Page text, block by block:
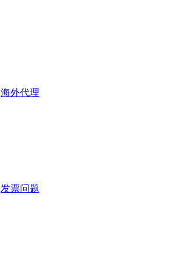
海外代理
发票问题